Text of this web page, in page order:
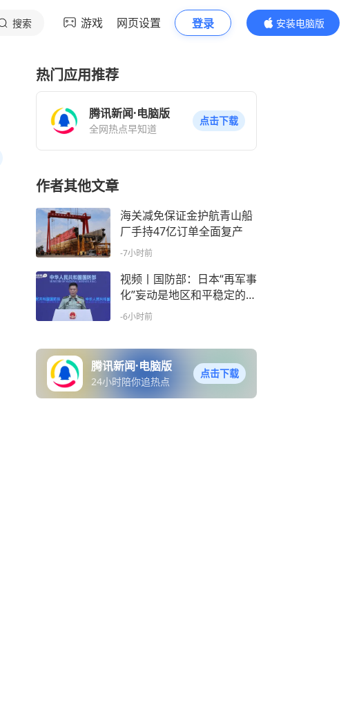
搜索 游戏 网页设置 登录
安装电脑版
内容更精彩
热门应用推荐
腾讯新闻·电脑版
全网热点早知道
点击下载
作者其他文章
海关减免保证金护航青山船
厂手持47亿订单全面复产
-7小时前
视频丨国防部：日本“再军事
化”妄动是地区和平稳定的真
正威胁
-6小时前
腾讯新闻·电脑版
24小时陪你追热点
点击下载